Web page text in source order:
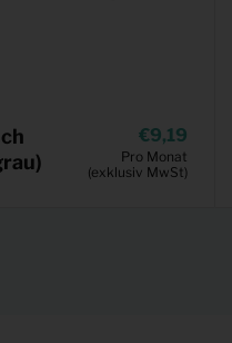
9,19
Pro Monat
(exklusiv MwSt)